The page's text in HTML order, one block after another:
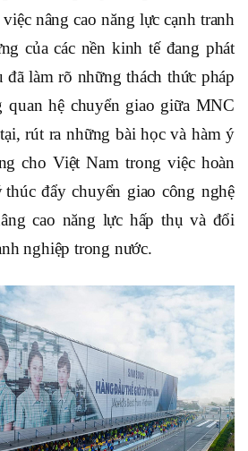
nâng cao năng lực cạnh tranh
của các nền kinh tế đang phát
đã làm rõ những thách thức pháp
hệ chuyển giao giữa MNC
rút ra những bài học và hàm ý
cho Việt Nam trong việc hoàn
thúc đẩy chuyển giao công nghệ
cao năng lực hấp thụ và đổi
nghiệp trong nước.